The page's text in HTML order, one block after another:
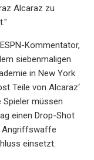
Alcaraz zu
Kommentator,
siebenmaligen
in New York
Teile von Alcaraz‘
Spieler müssen
einen Drop-Shot
Angriffswaffe
einsetzt.